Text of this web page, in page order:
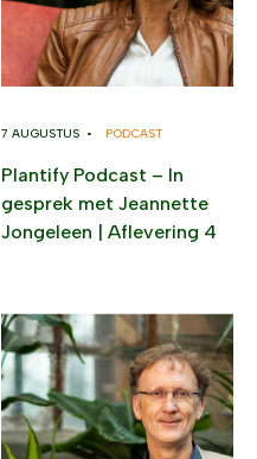
7 AUGUSTUS • PODCAST
Plantify Podcast – In
gesprek met Jeannette
Jongeleen | Aflevering 4